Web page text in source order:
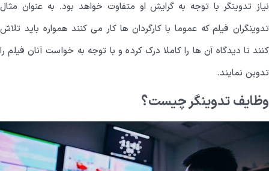
نیاز تدوینگر با توجه به گرایش او متفاوت خواهد بود. به عنوان مثال
تدوینگران فیلم که عموما با کارگردان ها کار می کنند همواره باید تلاش
کنند تا دیدگاه آن ها را کاملا درک کرده و با توجه به خواست آنان فیلم را
تدوین نمایند.
وظایف تدوینگر چیست؟